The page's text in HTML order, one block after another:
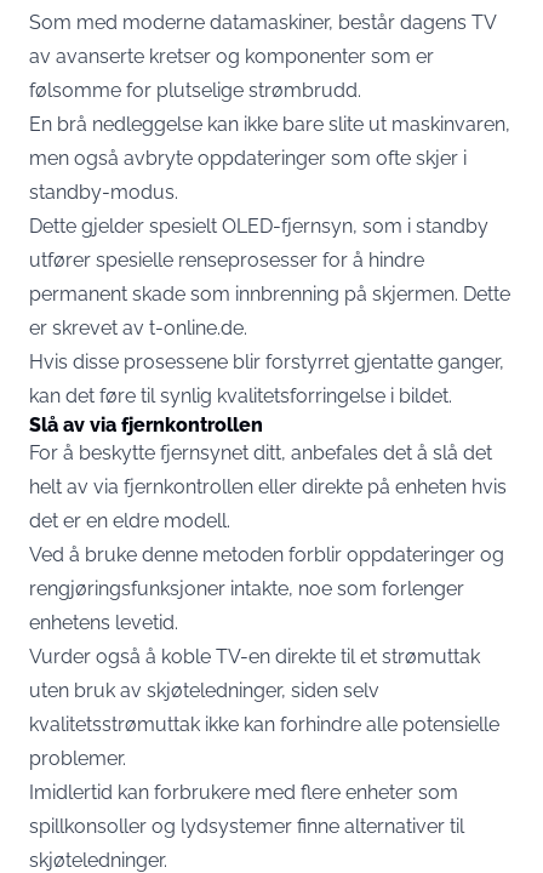
Som med moderne datamaskiner, består dagens TV
av avanserte kretser og komponenter som er
følsomme for plutselige strømbrudd.
En brå nedleggelse kan ikke bare slite ut maskinvaren,
men også avbryte oppdateringer som ofte skjer i
standby-modus.
Dette gjelder spesielt OLED-fjernsyn, som i standby
utfører spesielle renseprosesser for å hindre
permanent skade som innbrenning på skjermen. Dette
er skrevet av t-online.de.
Hvis disse prosessene blir forstyrret gjentatte ganger,
kan det føre til synlig kvalitetsforringelse i bildet.
Slå av via fjernkontrollen
For å beskytte fjernsynet ditt, anbefales det å slå det
helt av via fjernkontrollen eller direkte på enheten hvis
det er en eldre modell.
Ved å bruke denne metoden forblir oppdateringer og
rengjøringsfunksjoner intakte, noe som forlenger
enhetens levetid.
Vurder også å koble TV-en direkte til et strømuttak
uten bruk av skjøteledninger, siden selv
kvalitetsstrømuttak ikke kan forhindre alle potensielle
problemer.
Imidlertid kan forbrukere med flere enheter som
spillkonsoller og lydsystemer finne alternativer til
skjøteledninger.